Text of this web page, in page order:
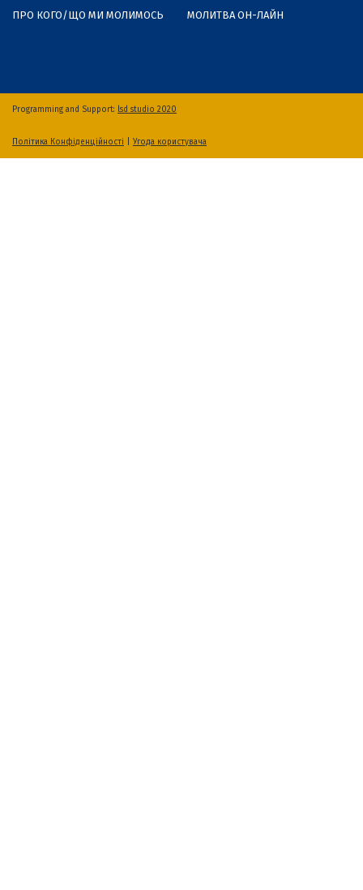
ПРО КОГО/ЩО МИ МОЛИМОСЬ МОЛИТВА ОН-ЛАЙН
Programming and Support: lsd studio 2020
Політика Конфіденційності Угода користувача